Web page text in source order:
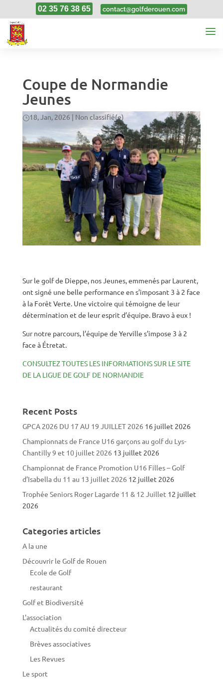
02 35 76 38 65 contact@golfderouen.com
Coupe de Normandie
Jeunes
18, Jan, 2026 | Non classifié(e)
Sur le golf de Dieppe, nos Jeunes, emmenés par Laurent,
ont signé une belle performance en s’imposant 3 à 2 face
à la Forêt Verte. Une victoire qui témoigne de leur
détermination et de leur esprit d’équipe. Bravo à eux !
Sur notre parcours, l’équipe de Yerville s’impose 3 à 2
face à Étretat.
CONSULTEZ TOUTES LES INFORMATIONS SUR LE SITE
DE LA LIGUE DE GOLF DE NORMANDIE
Recent Posts
GPCA 2026 DU 17 AU 19 JUILLET 2026 16 juillet 2026
Championnats de France U16 garçons au golf du Lys-
Chantilly 9 et 10 juillet 2026 13 juillet 2026
Championnat de France Promotion U16 Filles – Golf
d’Isabella du 11 au 13 juillet 2026 12 juillet 2026
Trophée Seniors Roger Lagarde 11 & 12 Juillet 12 juillet
2026
Categories articles
A la une
Découvrir le Golf de Rouen
Ecole de Golf
restaurant
Golf et Biodiversité
L'association
Actualités du comité directeur
Brèves associatives
Les Revues
Le sport